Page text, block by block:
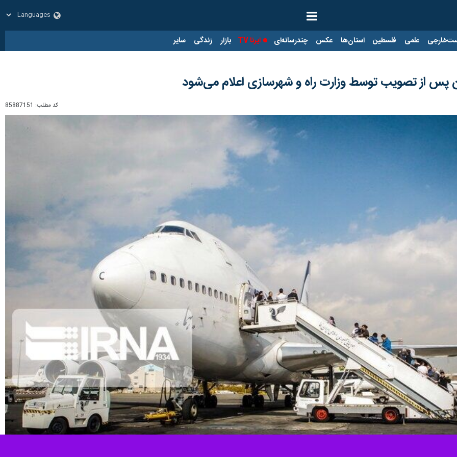
علمی فلسطین استان‌ها عکس چندرسانه‌ای ایرنا TV بازار زندگی سایر
پس از تصویب توسط وزارت راه و شهرسازی اعلام می‌شود
کد مطلب: 85887151